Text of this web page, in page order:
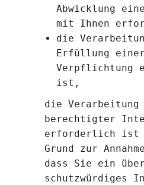
Abwicklung
mit Ihnen
die
Erfüllung
Verpflichtung
ist,
die Verarbeitung
berechtigter
erforderlich ist
Grund zur
dass Sie ein
schutzwürdiges